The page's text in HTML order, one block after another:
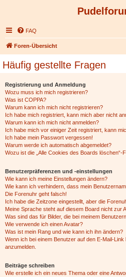
FAQ
Foren-Übersicht
Häufig gestellte Fragen
Registrierung und Anmeldung
Wozu muss ich mich registrieren?
Was ist COPPA?
Warum kann ich mich nicht registrieren?
Ich habe mich registriert, kann mich aber nicht
Warum kann ich mich nicht anmelden?
Ich habe mich vor einiger Zeit registriert, kann
Ich habe mein Passwort vergessen!
Warum werde ich automatisch abgemeldet?
Wozu ist die „Alle Cookies des Boards löschen“-
Benutzerpräferenzen und -einstellungen
Wie kann ich meine Einstellungen ändern?
Wie kann ich verhindern, dass mein
Die Forenuhr geht falsch!
Ich habe die Zeitzone eingestellt, aber die
Meine Sprache steht auf diesem Board nicht zur
Was sind das für Bilder, die bei meinem
Wie verwende ich einen Avatar?
Was ist mein Rang und wie kann ich ihn ändern?
Wenn ich bei einem Benutzer auf den E-Mail-
anzumelden.
Beiträge schreiben
Wie erstelle ich ein neues Thema oder eine